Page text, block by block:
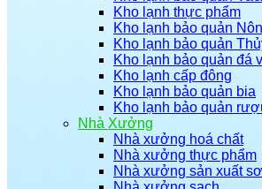
Kho lạnh thực phẩm
Kho lạnh bảo quản
Kho lạnh bảo quản
Kho lạnh bảo quản đá
Kho lạnh cấp đông
Kho lạnh bảo quản bia
Kho lạnh bảo quản
Nhà Xưởng
Nhà xưởng hoá chất
Nhà xưởng thực phẩm
Nhà xưởng sản xuất